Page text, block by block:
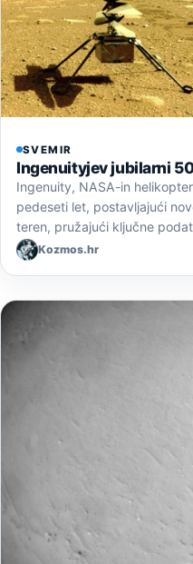
SVEMIR
Ingenuityjev jubilarni
Ingenuity, NASA-in
pedeseti let, postavljajući
teren, pružajući ključne
Kozmos.hr